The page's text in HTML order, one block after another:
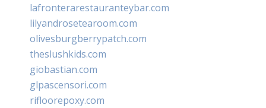
lafronterarestauranteybar.com
lilyandrosetearoom.com
olivesburgberrypatch.com
theslushkids.com
giobastian.com
glpascensori.com
rifloorepoxy.com